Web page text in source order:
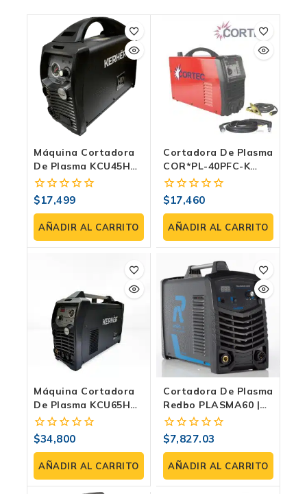
Máquina Cortadora
De Plasma KCU45HD
| Kerher | 45 Amp
0
fuera
de
5
$17,499
AÑADIR AL CARRITO
Cortadora De Plasma
COR*PL-40PFC-K
Para Metal | 40 Amp
0
fuera
de
5
$17,460
AÑADIR AL CARRITO
Máquina Cortadora
De Plasma KCU65HD
| Kerher Para Uso
Industrial
0
fuera
de
5
$34,800
AÑADIR AL CARRITO
Cortadora De Plasma
Redbo PLASMA60 |
220V Inverter Con
Arco Piloto LF, 2T/4T
Y 60% De Ciclo
0
fuera
de
5
$7,827.03
AÑADIR AL CARRITO